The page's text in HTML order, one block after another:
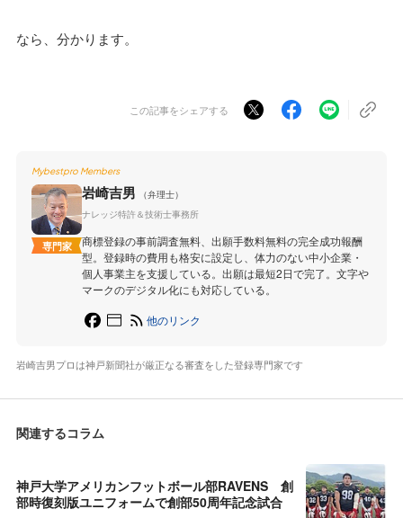
なら、分かります。
この記事をシェアする
Mybestpro Members
専門家
岩崎吉男
（弁理士）
ナレッジ特許＆技術士事務所
商標登録の事前調査無料、出願手数料無料の完全成功報酬
型。登録時の費用も格安に設定し、体力のない中小企業・
個人事業主を支援している。出願は最短2日で完了。文字や
マークのデジタル化にも対応している。
他のリンク
岩崎吉男プロは神戸新聞社が厳正なる審査をした登録専門家です
関連するコラム
神戸大学アメリカンフットボール部RAVENS 創
部時復刻版ユニフォームで創部50周年記念試合